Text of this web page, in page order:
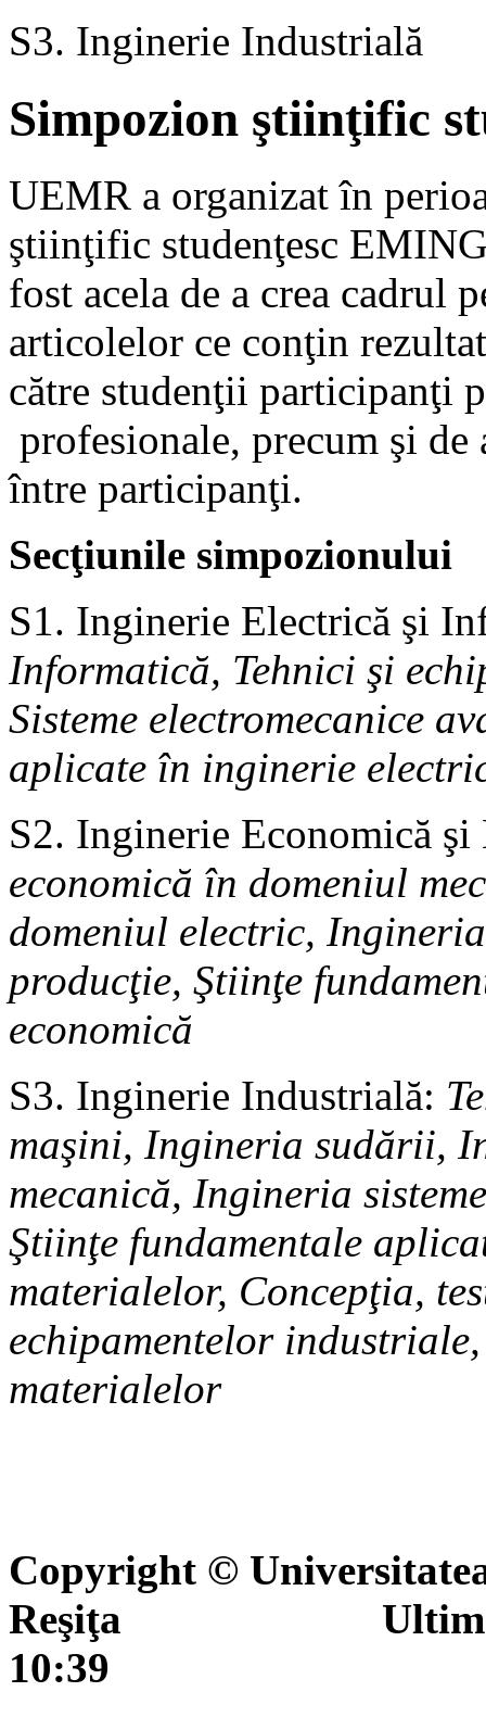
S3. Inginerie Industrială
Simpozion ştiinţific
UEMR a organizat în
ştiinţific studenţesc
fost acela de a crea cadrul
articolelor ce conţin
către studenţii participanţi
profesionale, precum şi
între participanţi.
Secţiunile simpozionului
S1. Inginerie Electrică şi
Informatică, Tehnici şi
Sisteme electromecanice
aplicate în inginerie
S2. Inginerie Economică
economică în domeniul
domeniul electric,
producţie, Ştiinţe
economică
S3. Inginerie Industrială:
maşini, Ingineria sudării,
mecanică, Ingineria
Ştiinţe fundamentale
materialelor, Concepţia,
echipamentelor
materialelor
Copyright ©
Reşiţa Ultima
10:39